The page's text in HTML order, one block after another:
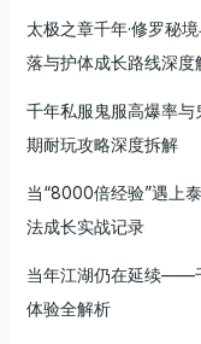
太极之章千年·修罗秘
落与护体成长路线深度
千年私服鬼服高爆率
期耐玩攻略深度拆解
当“8000倍经验”遇上
法成长实战记录
当年江湖仍在延续——
体验全解析